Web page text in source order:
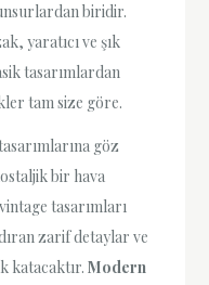
biridir.
yaratıcı ve şık
tasarımlardan
tam size göre.
göz
bir hava
tasarımları
zarif detaylar ve
katacaktır.Modern